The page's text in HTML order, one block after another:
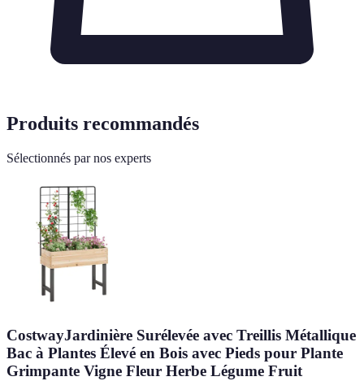
Produits recommandés
Sélectionnés par nos experts
CostwayJardinière Surélevée avec Treillis Métallique
Bac à Plantes Élevé en Bois avec Pieds pour Plante
Grimpante Vigne Fleur Herbe Légume Fruit